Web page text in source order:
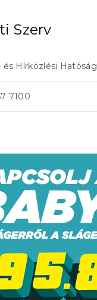
Szerv
Hírközlési Hatóság
7100